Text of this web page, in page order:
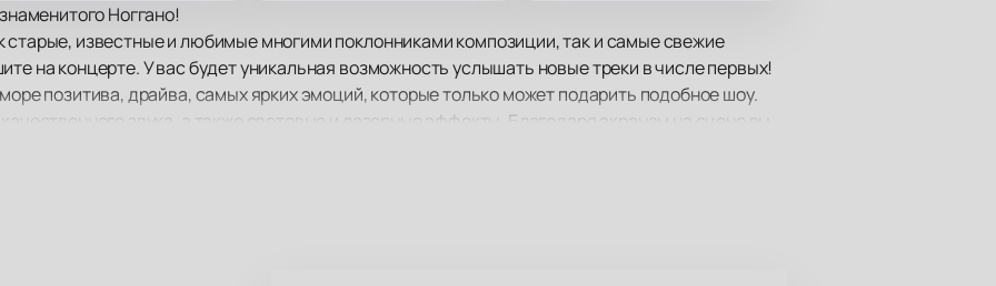
Ноггано!
известные и любимые многими поклонниками композиции, так и самые свежие
на концерте. У вас будет уникальная возможность услышать новые треки в числе первых!
позитива, драйва, самых ярких эмоций, которые только может подарить подобное шоу.
звука, а также световые и лазерные эффекты. Благодаря экранам на сцене вы